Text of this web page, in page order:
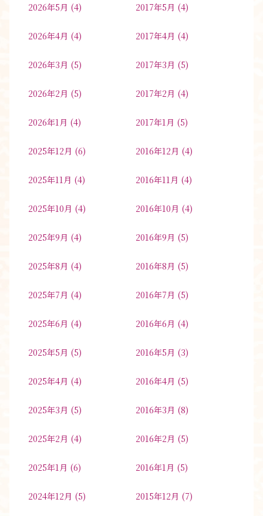
2026年5月 (4)
2026年4月 (4)
2026年3月 (5)
2026年2月 (5)
2026年1月 (4)
2025年12月 (6)
2025年11月 (4)
2025年10月 (4)
2025年9月 (4)
2025年8月 (4)
2025年7月 (4)
2025年6月 (4)
2025年5月 (5)
2025年4月 (4)
2025年3月 (5)
2025年2月 (4)
2025年1月 (6)
2024年12月 (5)
2017年5月 (4)
2017年4月 (4)
2017年3月 (5)
2017年2月 (4)
2017年1月 (5)
2016年12月 (4)
2016年11月 (4)
2016年10月 (4)
2016年9月 (5)
2016年8月 (5)
2016年7月 (5)
2016年6月 (4)
2016年5月 (3)
2016年4月 (5)
2016年3月 (8)
2016年2月 (5)
2016年1月 (5)
2015年12月 (7)